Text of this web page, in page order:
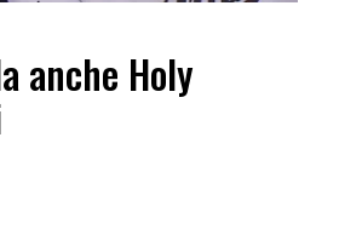
anche Holy